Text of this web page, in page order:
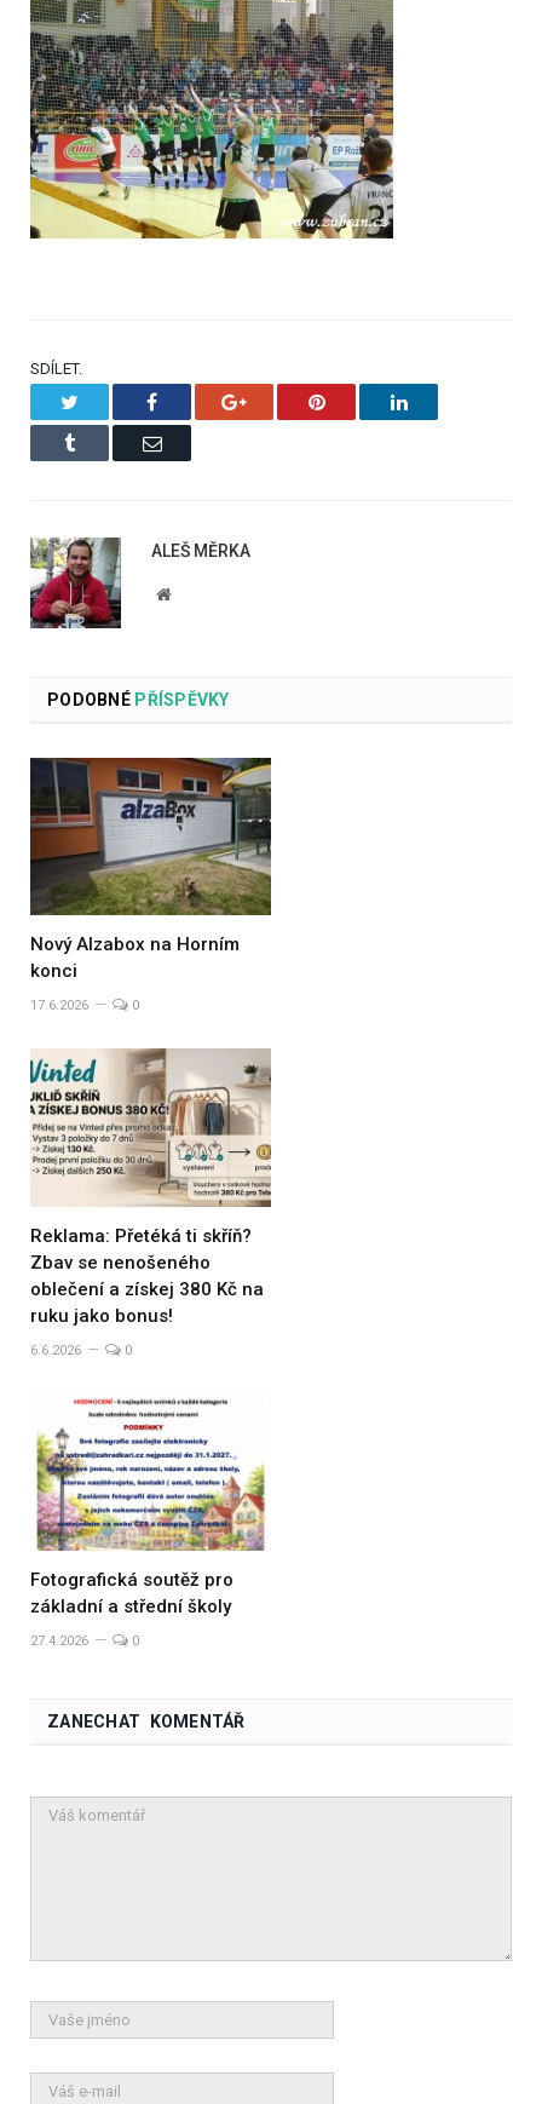
SDÍLET.
Facebook Google+ Pinterest LinkedIn
Tumblr Email
ALEŠ MĚRKA
Website
PODOBNÉPŘÍSPĚVKY
Nový Alzabox na Horním
konci
17.6.2026 0
Reklama: Přetéká ti skříň?
Zbav se nenošeného
oblečení a získej 380 Kč na
ruku jako bonus!
6.6.2026 0
Fotografická soutěž pro
základní a střední školy
27.4.2026 0
ZANECHAT KOMENTÁŘ